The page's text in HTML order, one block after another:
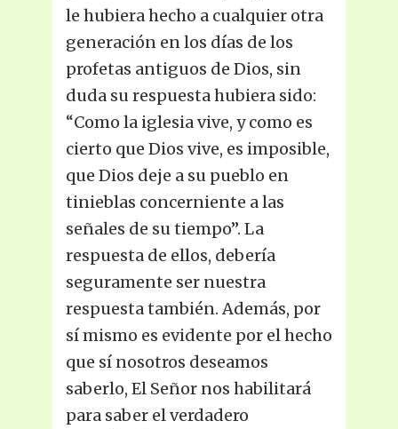
le hubiera hecho a cualquier otra
generación en los días de los
profetas antiguos de Dios, sin
duda su respuesta hubiera sido:
“Como la iglesia vive, y como es
cierto que Dios vive, es imposible,
que Dios deje a su pueblo en
tinieblas concerniente a las
señales de su tiempo”. La
respuesta de ellos, debería
seguramente ser nuestra
respuesta también. Además, por
sí mismo es evidente por el hecho
que sí nosotros deseamos
saberlo, El Señor nos habilitará
para saber el verdadero